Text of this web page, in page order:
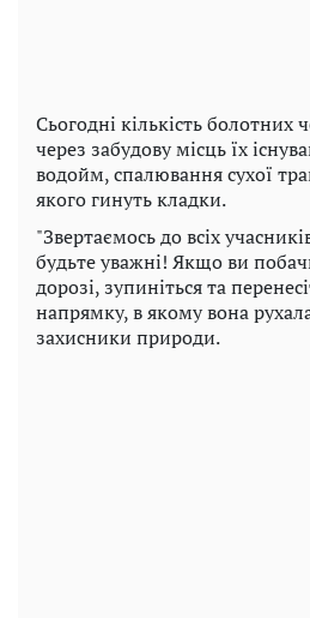
Сьогодні кількість болотних
через забудову місць їх
водойм, спалювання сухої
якого гинуть кладки.
"Звертаємось до всіх
будьте уважні! Якщо ви
дорозі, зупиніться та
напрямку, в якому вона
захисники природи.